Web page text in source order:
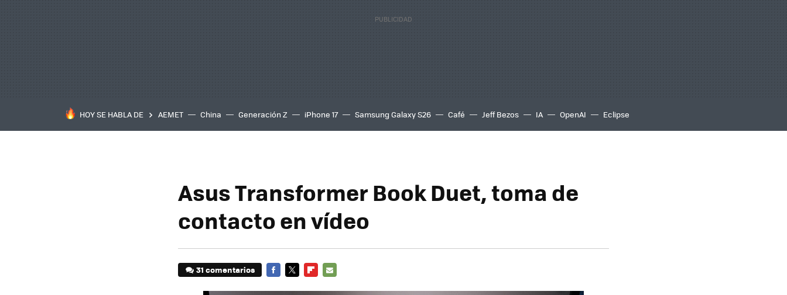
HOY SE HABLA DE AEMET China Generación Z iPhone 17 Samsung Galaxy S26 Café Jeff Bezos IA OpenAI Eclipse
Asus Transformer Book Duet, toma de
contacto en vídeo
31 comentarios